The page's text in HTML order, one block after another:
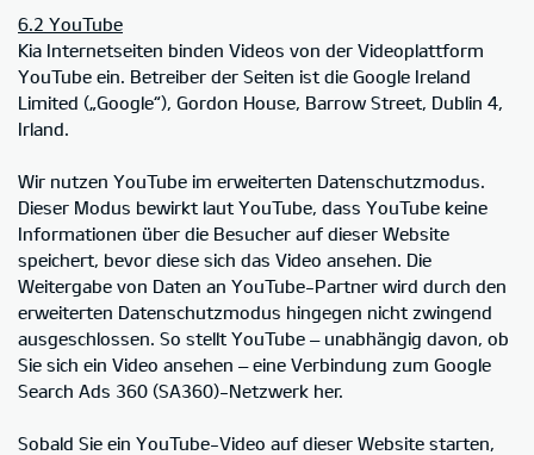
6.2 YouTube
Kia Internetseiten binden Videos von der Videoplattform
YouTube ein. Betreiber der Seiten ist die Google Ireland
Limited („Google“), Gordon House, Barrow Street, Dublin 4,
Irland.
Wir nutzen YouTube im erweiterten Datenschutzmodus.
Dieser Modus bewirkt laut YouTube, dass YouTube keine
Informationen über die Besucher auf dieser Website
speichert, bevor diese sich das Video ansehen. Die
Weitergabe von Daten an YouTube-Partner wird durch den
erweiterten Datenschutzmodus hingegen nicht zwingend
ausgeschlossen. So stellt YouTube – unabhängig davon, ob
Sie sich ein Video ansehen – eine Verbindung zum Google
Search Ads 360 (SA360)-Netzwerk her.
Sobald Sie ein YouTube-Video auf dieser Website starten,